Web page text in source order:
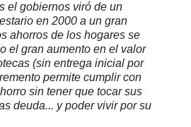
el gobiernos viró de un
en 2000 a un gran
ahorros de los hogares se
el gran aumento en el valor
(sin entrega inicial por
permite cumplir con
sin tener que tocar sus
deuda... y poder vivir por su